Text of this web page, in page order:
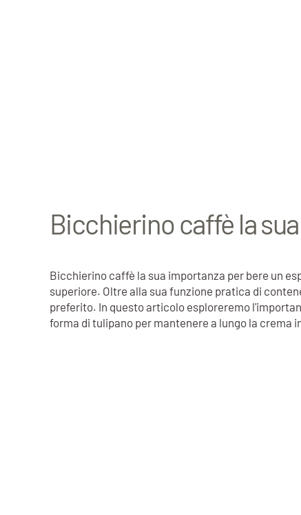
Bicchierino caffè la
Bicchierino caffè la sua importanza per bere un
superiore. Oltre alla sua funzione pratica di
preferito. In questo articolo esploreremo
forma di tulipano per mantenere a lungo la crema